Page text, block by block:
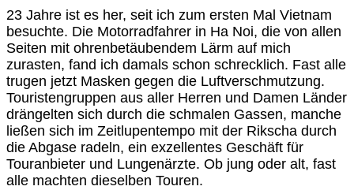
23 Jahre ist es her, seit ich zum ersten Mal Vietnam
besuchte. Die Motorradfahrer in Ha Noi, die von allen
Seiten mit ohrenbetäubendem Lärm auf mich
zurasten, fand ich damals schon schrecklich. Fast alle
trugen jetzt Masken gegen die Luftverschmutzung.
Touristengruppen aus aller Herren und Damen Länder
drängelten sich durch die schmalen Gassen, manche
ließen sich im Zeitlupentempo mit der Rikscha durch
die Abgase radeln, ein exzellentes Geschäft für
Touranbieter und Lungenärzte. Ob jung oder alt, fast
alle machten dieselben Touren.